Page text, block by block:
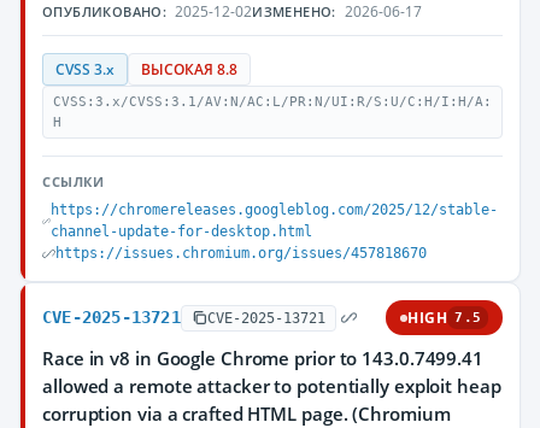
ОПУБЛИКОВАНО: 2025-12-02ИЗМЕНЕНО: 2026-06-17
CVSS 3.x ВЫСОКАЯ 8.8
CVSS:3.x/CVSS:3.1/AV:N/AC:L/PR:N/UI:R/S:U/C:H/I:H/A:
H
ССЫЛКИ
https://chromereleases.googleblog.com/2025/12/stable-
channel-update-for-desktop.html
https://issues.chromium.org/issues/457818670
CVE-2025-13721 CVE-2025-13721 HIGH 7.5
Race in v8 in Google Chrome prior to 143.0.7499.41
allowed a remote attacker to potentially exploit heap
corruption via a crafted HTML page. (Chromium